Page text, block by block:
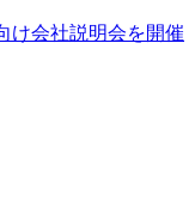
け会社説明会を開催